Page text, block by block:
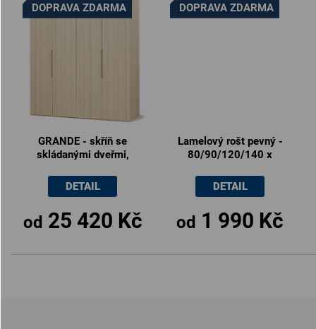
DOPRAVA ZDARMA
GRANDE - skříň se
skládanými dveřmi,
od 25 420 Kč
DETAIL
DOPRAVA ZDARMA
Lamelový rošt pevný -
80/90/120/140 x
od 1 990 Kč
DETAIL